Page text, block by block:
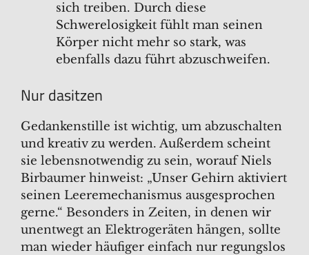
sich treiben. Durch diese
Schwerelosigkeit fühlt man seinen
Körper nicht mehr so stark, was
ebenfalls dazu führt abzuschweifen.
Nur dasitzen
Gedankenstille ist wichtig, um abzuschalten
und kreativ zu werden. Außerdem scheint
sie lebensnotwendig zu sein, worauf Niels
Birbaumer hinweist: „Unser Gehirn aktiviert
seinen Leeremechanismus ausgesprochen
gerne.“ Besonders in Zeiten, in denen wir
unentwegt an Elektrogeräten hängen, sollte
man wieder häufiger einfach nur regungslos